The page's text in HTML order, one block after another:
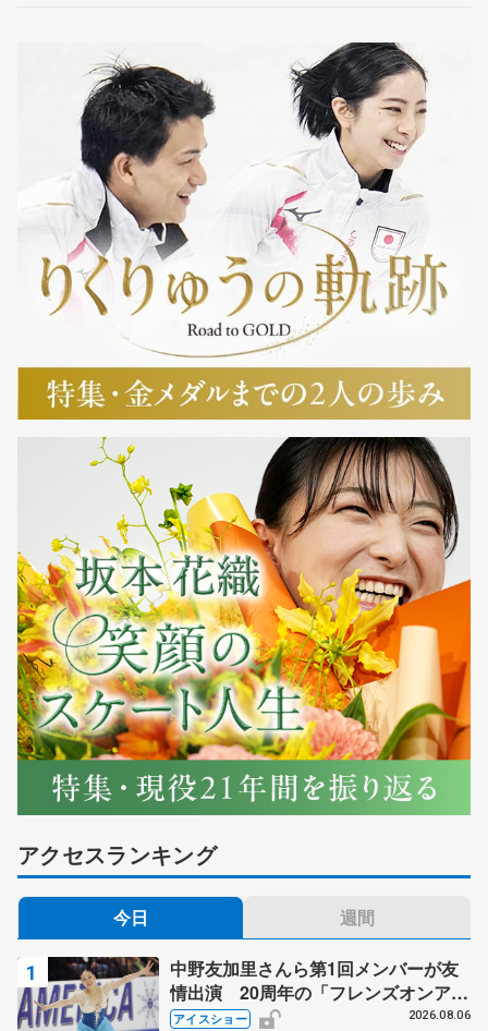
アクセスランキング
今日 週間
中野友加里さんら第1回メンバーが友
情出演 20周年の「フレンズオンアイ
ス」 宮本賢二さん、有川梨絵さん、
アイスショー 2026.08.06